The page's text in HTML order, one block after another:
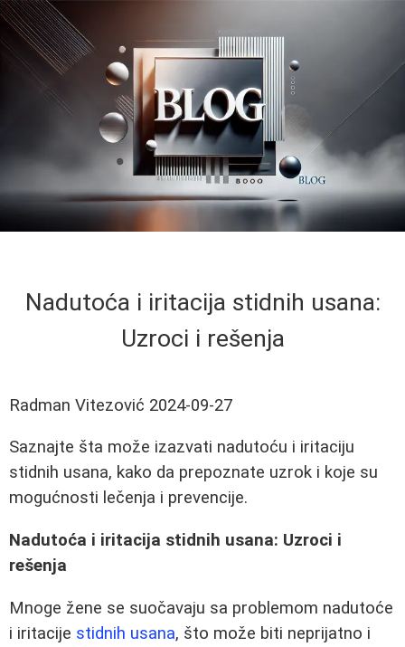
Nadutoća i iritacija stidnih usana:
Uzroci i rešenja
Radman Vitezović 2024-09-27
Saznajte šta može izazvati nadutoću i iritaciju
stidnih usana, kako da prepoznate uzrok i koje su
mogućnosti lečenja i prevencije.
Nadutoća i iritacija stidnih usana: Uzroci i
rešenja
Mnoge žene se suočavaju sa problemom nadutoće
i iritacije stidnih usana, što može biti neprijatno i